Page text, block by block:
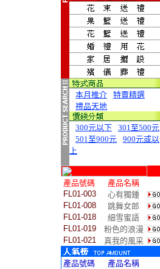
本月推介
特賣精選
禮品天地
300元以下
301至500元
501至900元
900元或以
上
產品號碼
產品名稱
FL01-003
心有獨鍾
FL01-008
跳舞女郎
FL01-018
細雪蜜語
FL01-019
粉色的浪漫
FL01-021
真我的風采
產品號碼
產品名稱